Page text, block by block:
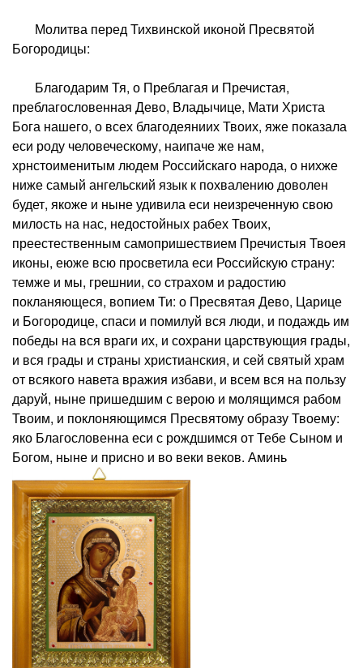
Молитва перед Тихвинской иконой Пресвятой
Богородицы:
Благодарим Тя, о Преблагая и Пречистая,
преблагословенная Дево, Владычице, Мати Христа
Бога нашего, о всех благодеяниих Твоих, яже показала
еси роду человеческому, наипаче же нам,
хрнстоименитым людем Российскаго народа, о нихже
ниже самый ангельский язык к похвалению доволен
будет, якоже и ныне удивила еси неизреченную свою
милость на нас, недостойных рабех Твоих,
преестественным самопришествием Пречистыя Твоея
иконы, еюже всю просветила еси Российскую страну:
темже и мы, грешнии, со страхом и радостию
покланяющеся, вопием Ти: о Пресвятая Дево, Царице
и Богородице, спаси и помилуй вся люди, и подаждь им
победы на вся враги их, и сохрани царствующия грады,
и вся грады и страны христианския, и сей святый храм
от всякого навета вражия избави, и всем вся на пользу
даруй, ныне пришедшим с верою и молящимся рабом
Твоим, и поклоняющимся Пресвятому образу Твоему:
яко Благословенна еси с рождшимся от Тебе Сыном и
Богом, ныне и присно и во веки веков. Аминь